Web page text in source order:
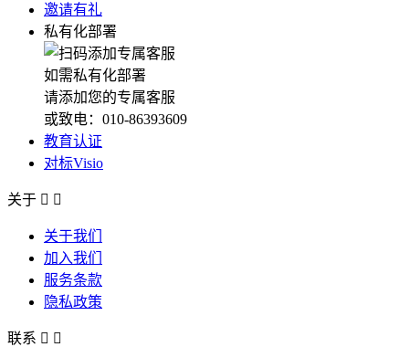
邀请有礼
私有化部署
如需私有化部署
请添加您的专属客服
或致电：010-86393609
教育认证
对标Visio
关于  
关于我们
加入我们
服务条款
隐私政策
联系  